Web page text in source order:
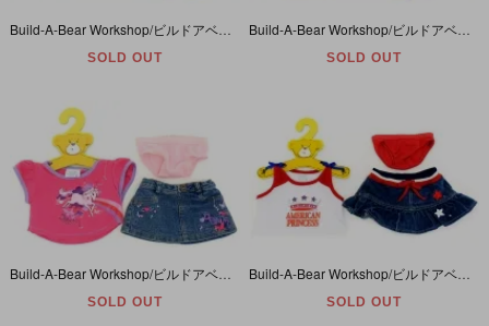
Build-A-Bear Workshop/ビルドアベアワークショップ・ぬいぐるみ・Clothing・コスチューム・着せ替え・洋服/衣装・Cutie/Frog/キューティー/カエル
SOLD OUT SOLD OUT
Build-A-Bear Workshop/ビルドアベアワークショップ・ぬいぐるみ・Clothing・コスチューム・着せ替え・洋服/衣装・Unicorn/ユニコーン
SOLD OUT SOLD OUT